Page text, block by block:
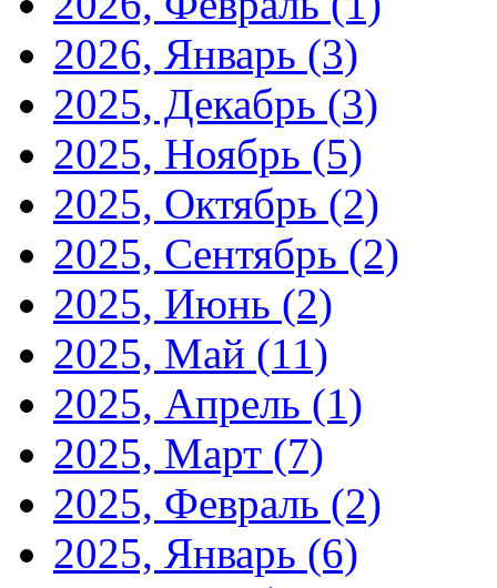
2026, Январь (3)
2025, Декабрь (3)
2025, Ноябрь (5)
2025, Октябрь (2)
2025, Сентябрь (2)
2025, Июнь (2)
2025, Май (11)
2025, Апрель (1)
2025, Март (7)
2025, Февраль (2)
2025, Январь (6)